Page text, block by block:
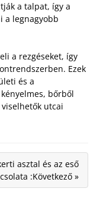
a talpat, így a
a legnagyobb
a rezgéseket, így
Ezek
és a
bőrből
utcai
asztal és az eső
:Következő »